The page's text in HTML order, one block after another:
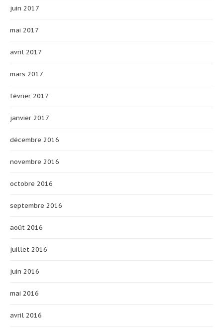
juin 2017
mai 2017
avril 2017
mars 2017
février 2017
janvier 2017
décembre 2016
novembre 2016
octobre 2016
septembre 2016
août 2016
juillet 2016
juin 2016
mai 2016
avril 2016